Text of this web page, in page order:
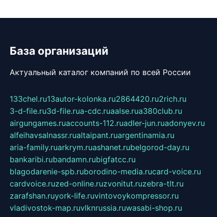
База организаций
Актуальный каталог компаний по всей России
133chel.ru13autor-kolonka.ru2864420.ru2rich.ru
3-d-file.ru3d-file.rua-cdc.ruaalse.rua380club.ru
airgungames.ruaccounts-112.ruadler-jun.ruadonyev.ru
alfeihavsalnassr.rualtaipant.ruargentinamia.ru
aria-family.ruarkrym.ruashanet.rubelgorod-day.ru
bankaribi.rubandamn.rubigfatcc.ru
blagodarenie-spb.ruborodino-media.rucard-voice.ru
cardvoice.ruzed-online.ruzvonitut.ruzebra-tlt.ru
zarafshan.ruyork-life.ruvintovoykompressor.ru
vladivostok-map.ruvlknrussia.ruwasabi-shop.ru